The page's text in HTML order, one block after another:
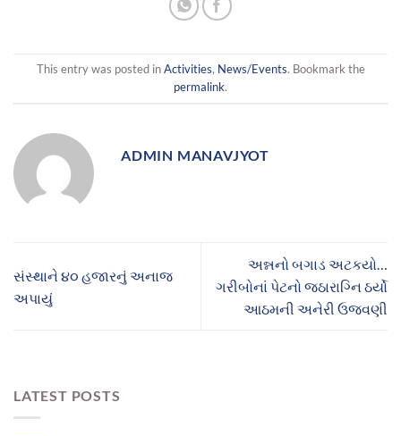
This entry was posted inActivities, News/Events. Bookmark the
permalink.
ADMIN MANAVJYOT
સંસ્થાને ૪૦ હજારનું અનાજ
અપાયું
અન્નનો બગાડ અટકયો…
ગરીબોનાં પેટનો જઠારાગ્નિ ઠર્યો
આઠમની અનેરી ઉજવણી
LATEST POSTS